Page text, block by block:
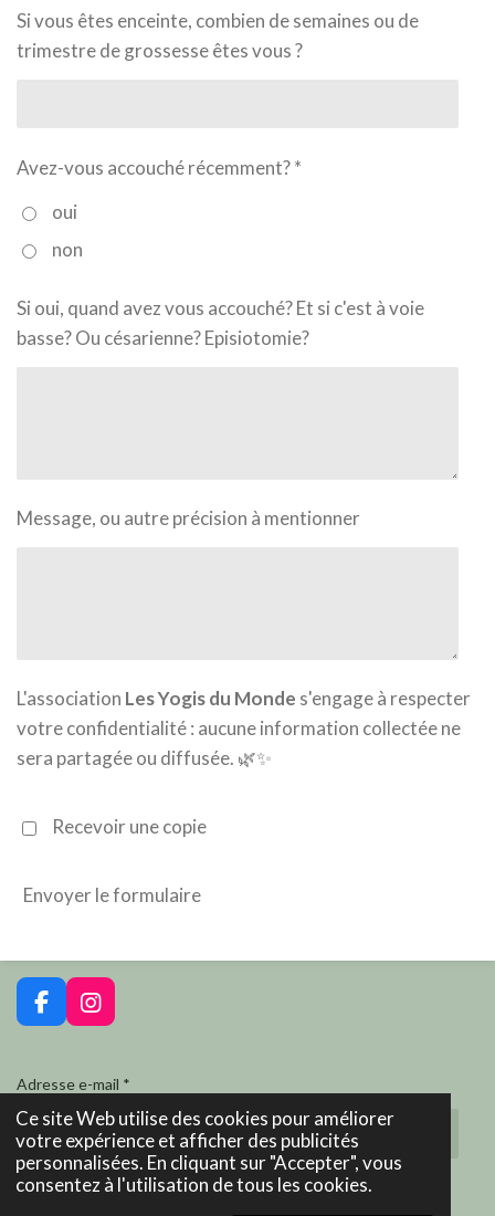
Ce site Web utilise des cookies pour améliorer
votre expérience et afficher des publicités
personnalisées. En cliquant sur "Accepter", vous
consentez à l'utilisation de tous les cookies.
Si vous êtes enceinte, combien de semaines ou de
trimestre de grossesse êtes vous ?
Avez-vous accouché récemment? *
oui
non
Si oui, quand avez vous accouché? Et si c'est à voie
basse? Ou césarienne? Episiotomie?
Message, ou autre précision à mentionner
L'association Les Yogis du Monde s'engage à respecter
votre confidentialité : aucune information collectée ne
sera partagée ou diffusée. 🌿✨
Recevoir une copie
Envoyer le formulaire
F
a
e
b
o
o
k
I
n
t
a
g
r
a
m
Adresse e-mail *